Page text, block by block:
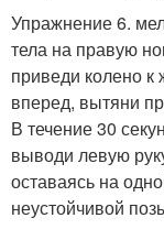
Упражнение 6.
тела на правую
приведи колено к
вперед, вытяни
В течение 30
выводи левую
оставаясь на
неустойчивой